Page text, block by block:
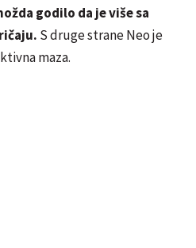
godilo da je više sa
S druge strane Neo je
maza.